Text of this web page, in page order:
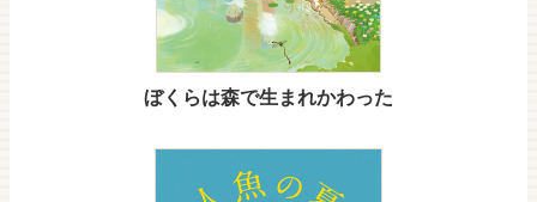
ぼくらは森で生まれかわった